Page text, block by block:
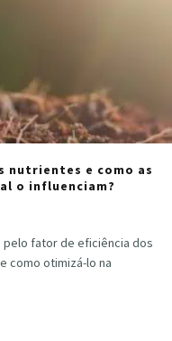
nutrientes e como as
o influenciam?
pelo fator de eficiência dos
como otimizá-lo na